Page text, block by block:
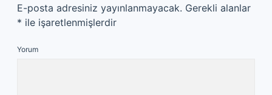
E-posta adresiniz yayınlanmayacak. Gerekli alanlar
* ile işaretlenmişlerdir
Yorum